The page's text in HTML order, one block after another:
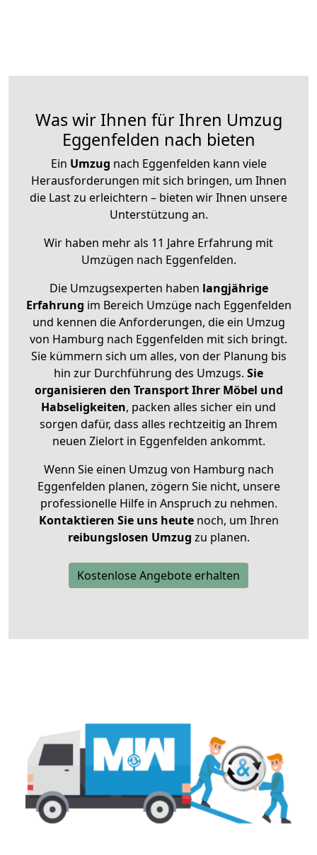
Was wir Ihnen für Ihren Umzug
Eggenfelden nach bieten
Ein Umzug nach Eggenfelden kann viele
Herausforderungen mit sich bringen, um Ihnen
die Last zu erleichtern – bieten wir Ihnen unsere
Unterstützung an.
Wir haben mehr als 11 Jahre Erfahrung mit
Umzügen nach Eggenfelden.
Die Umzugsexperten haben langjährige
Erfahrung im Bereich Umzüge nach Eggenfelden
und kennen die Anforderungen, die ein Umzug
von Hamburg nach Eggenfelden mit sich bringt.
Sie kümmern sich um alles, von der Planung bis
hin zur Durchführung des Umzugs. Sie
organisieren den Transport Ihrer Möbel und
Habseligkeiten, packen alles sicher ein und
sorgen dafür, dass alles rechtzeitig an Ihrem
neuen Zielort in Eggenfelden ankommt.
Wenn Sie einen Umzug von Hamburg nach
Eggenfelden planen, zögern Sie nicht, unsere
professionelle Hilfe in Anspruch zu nehmen.
Kontaktieren Sie uns heutenoch, um Ihren
reibungslosen Umzug zu planen.
Kostenlose Angebote erhalten